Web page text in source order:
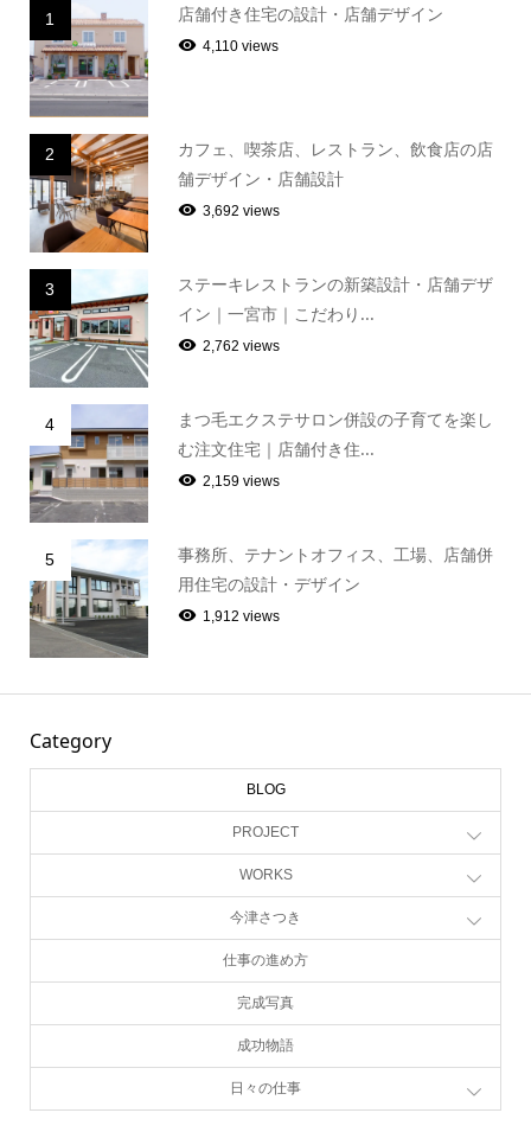
1 店舗付き住宅の設計・店舗デザイン
4,110 views
2
カフェ、喫茶店、レストラン、飲食店の店
舗デザイン・店舗設計
3,692 views
3
ステーキレストランの新築設計・店舗デザ
イン｜一宮市｜こだわり...
2,762 views
4
まつ毛エクステサロン併設の子育てを楽し
む注文住宅｜店舗付き住...
2,159 views
5
事務所、テナントオフィス、工場、店舗併
用住宅の設計・デザイン
1,912 views
Category
BLOG
PROJECT
WORKS
今津さつき
仕事の進め方
完成写真
成功物語
日々の仕事